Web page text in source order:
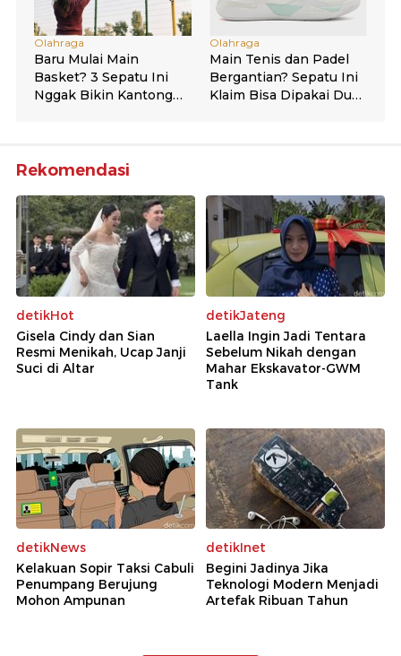
Rekomendasi
detikHot
Gisela Cindy dan Sian
Resmi Menikah, Ucap Janji
Suci di Altar
detikJateng
Laella Ingin Jadi Tentara
Sebelum Nikah dengan
Mahar Ekskavator-GWM
Tank
detikNews
Kelakuan Sopir Taksi Cabuli
Penumpang Berujung
Mohon Ampunan
detikInet
Begini Jadinya Jika
Teknologi Modern Menjadi
Artefak Ribuan Tahun